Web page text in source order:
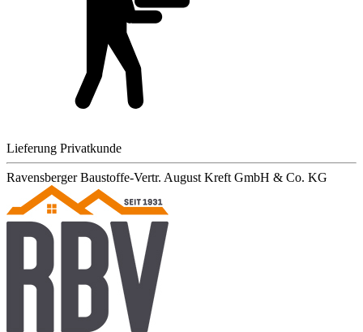
Lieferung Privatkunde
Ravensberger Baustoffe-Vertr. August Kreft GmbH & Co. KG